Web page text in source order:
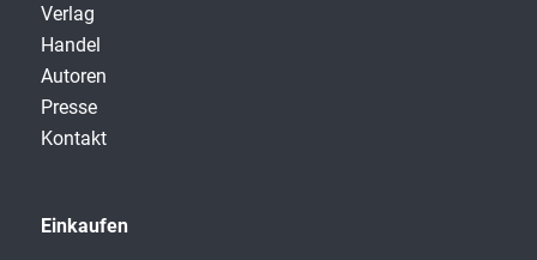
Verlag
Handel
Autoren
Presse
Kontakt
Einkaufen